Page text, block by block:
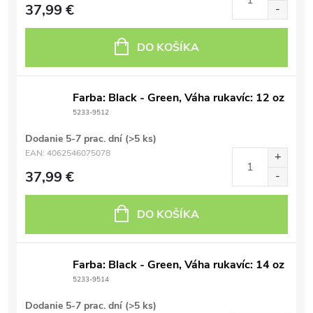
37,99 €
DO KOŠÍKA
Farba: Black - Green, Váha rukavíc: 12 oz
5233-9512
Dodanie 5-7 prac. dní (>5 ks)
EAN: 4062546075078
37,99 €
DO KOŠÍKA
Farba: Black - Green, Váha rukavíc: 14 oz
5233-9514
Dodanie 5-7 prac. dní (>5 ks)